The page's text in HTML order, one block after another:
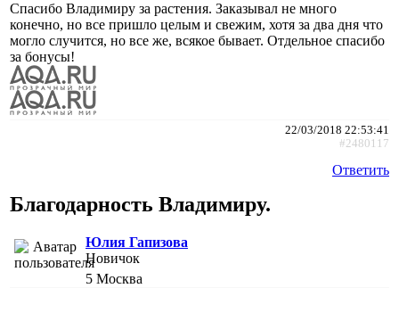
Спасибо Владимиру за растения. Заказывал не много
конечно, но все пришло целым и свежим, хотя за два дня что
могло случится, но все же, всякое бывает. Отдельное спасибо
за бонусы!
22/03/2018 22:53:41
#2480117
Ответить
Благодарность Владимиру.
Юлия Гапизова
Новичок
5 Москва